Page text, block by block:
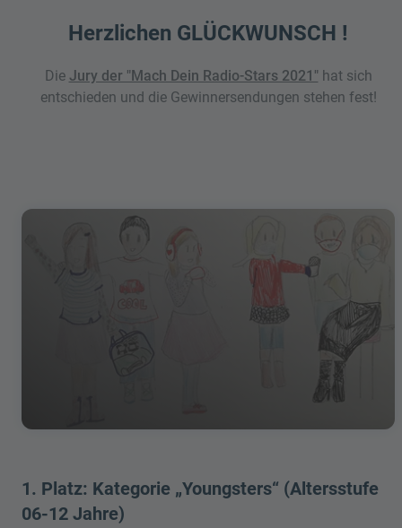
Herzlichen GLÜCKWUNSCH !
Die Jury der "Mach Dein Radio-Stars 2021" hat sich
entschieden und die Gewinnersendungen stehen fest!
1. Platz: Kategorie „Youngsters“ (Altersstufe
06-12 Jahre)